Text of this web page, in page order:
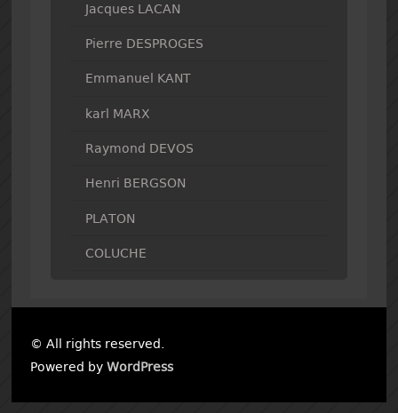
Jacques LACAN
Pierre DESPROGES
Emmanuel KANT
karl MARX
Raymond DEVOS
Henri BERGSON
PLATON
COLUCHE
© All rights reserved.
Powered byWordPress